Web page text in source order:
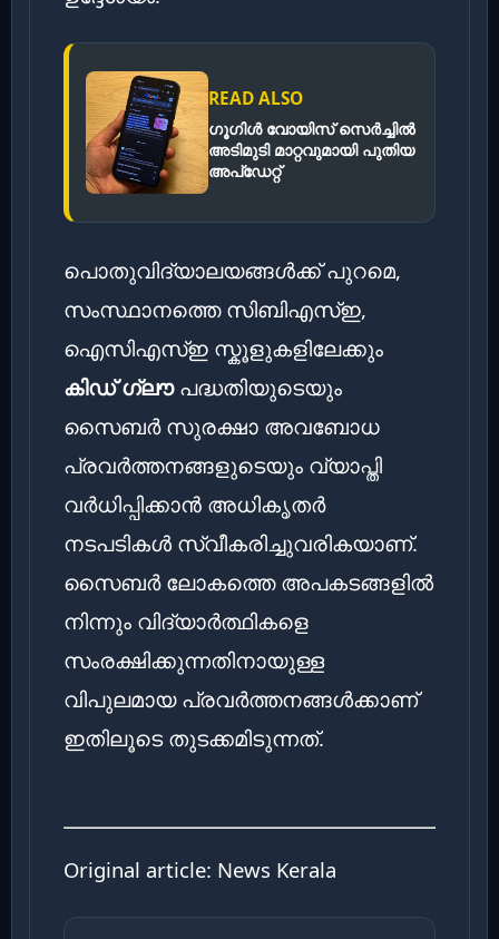
READ ALSO
ഗൂഗിൾ വോയിസ് സെർച്ചിൽ
അടിമുടി മാറ്റവുമായി പുതിയ
അപ്‌ഡേറ്റ്
പൊതുവിദ്യാലയങ്ങൾക്ക് പുറമെ,
സംസ്ഥാനത്തെ സിബിഎസ്ഇ,
ഐസിഎസ്ഇ സ്കൂളുകളിലേക്കും
കിഡ് ഗ്ലൗപദ്ധതിയുടെയും
സൈബർ സുരക്ഷാ അവബോധ
പ്രവർത്തനങ്ങളുടെയും വ്യാപ്തി
വർധിപ്പിക്കാൻ അധികൃതർ
നടപടികൾ സ്വീകരിച്ചുവരികയാണ്.
സൈബർ ലോകത്തെ അപകടങ്ങളിൽ
നിന്നും വിദ്യാർത്ഥികളെ
സംരക്ഷിക്കുന്നതിനായുള്ള
വിപുലമായ പ്രവർത്തനങ്ങൾക്കാണ്
ഇതിലൂടെ തുടക്കമിടുന്നത്.
Original article: News Kerala